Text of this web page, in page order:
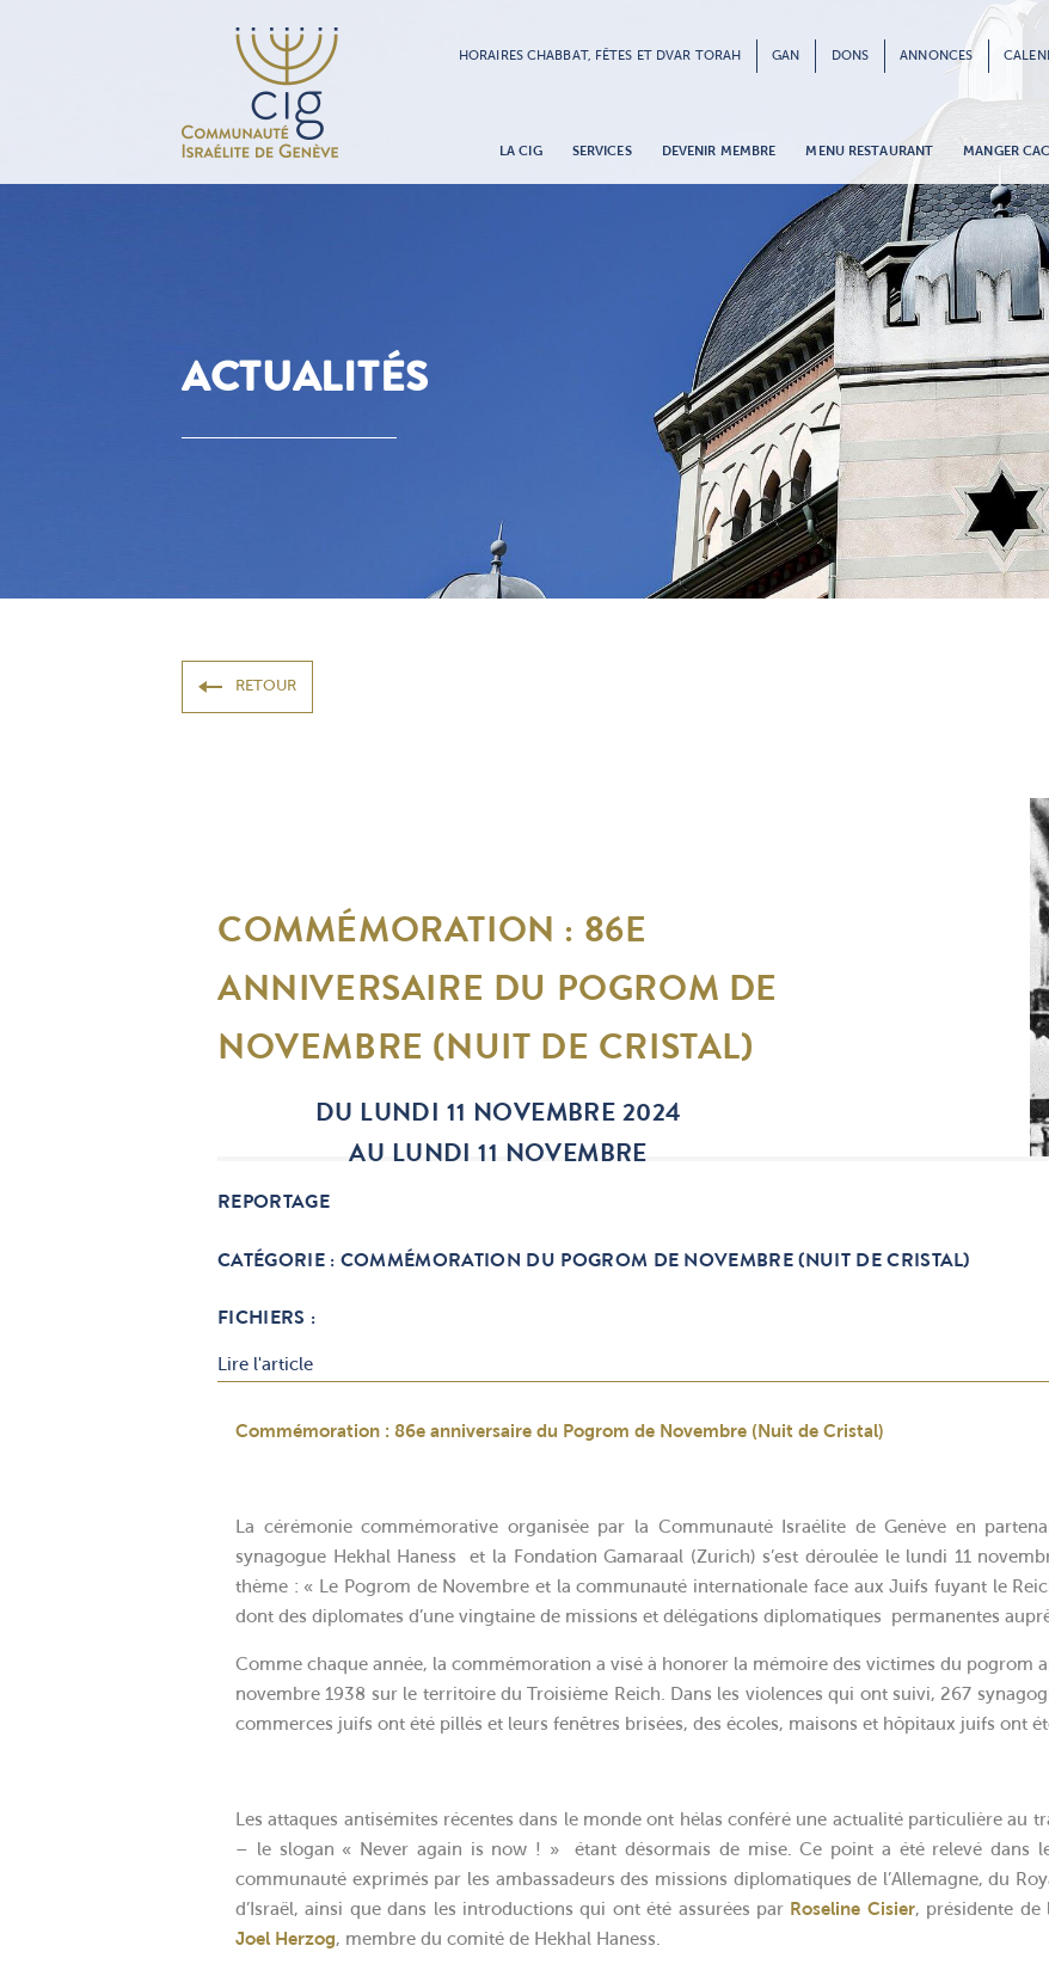
HORAIRES CHABBAT, FÊTES ET DVAR TORAH GAN DONS ANNONCES
LA CIG SERVICES DEVENIR MEMBRE MENU RESTAURANT MANGER
ACTUALITÉS
RETOUR
COMMÉMORATION : 86E
ANNIVERSAIRE DU POGROM DE
NOVEMBRE (NUIT DE CRISTAL)
DU LUNDI 11 NOVEMBRE 2024
AU LUNDI 11 NOVEMBRE
REPORTAGE
CATÉGORIE : COMMÉMORATION DU POGROM DE NOVEMBRE (NUIT DE CRISTAL)
FICHIERS :
Lire l'article
Commémoration : 86e anniversaire du Pogrom de Novembre (Nuit de Cristal)
La cérémonie commémorative organisée par la Communauté Israélite de Genève en
synagogue Hekhal Haness et la Fondation Gamaraal (Zurich) s’est déroulée le lundi 11
thème : « Le Pogrom de Novembre et la communauté internationale face aux Juifs fuyant le
dont des diplomates d’une vingtaine de missions et délégations diplomatiques permanentes
Comme chaque année, la commémoration a visé à honorer la mémoire des victimes du pogrom
novembre 1938 sur le territoire du Troisième Reich. Dans les violences qui ont suivi, 267
commerces juifs ont été pillés et leurs fenêtres brisées, des écoles, maisons et hôpitaux juifs ont
Les attaques antisémites récentes dans le monde ont hélas conféré une actualité particulière au
– le slogan « Never again is now ! » étant désormais de mise. Ce point a été relevé dans
communauté exprimés par les ambassadeurs des missions diplomatiques de l’Allemagne, du
d’Israël, ainsi que dans les introductions qui ont été assurées par Roseline Cisier, présidente de
Joel Herzog, membre du comité de Hekhal Haness.